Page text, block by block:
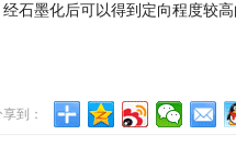
石墨化后可以得到定向程度较高
到：